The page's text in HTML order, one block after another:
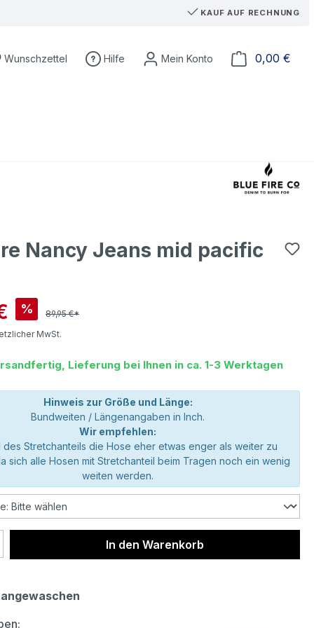
KAUF AUF RECHNUNG
Du hast 0 Produkte auf dem Merkzettel
Wunschzettel Hilfe 0,00 €
Nancy Jeans mid pacific
%
89,95 €*
MwSt.
Lieferung bei Ihnen in ca. 1-3 Werktagen
Hinweis zur Größe und Länge:
Bundweiten / Längenangaben in Inch.
Wir empfehlen:
des Stretchanteils die Hose eher etwas enger als weiter zu
sich alle Hosen mit Stretchanteil beim Tragen noch ein wenig
weiten werden.
Anzahl: Gib den gewünschten Wert
In den Warenkorb